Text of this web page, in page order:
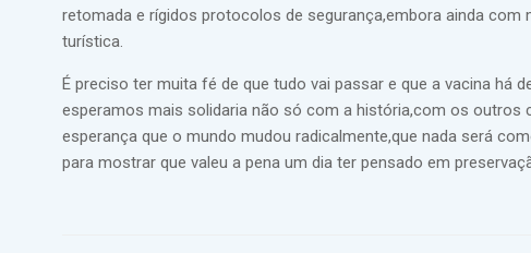
retomada e rígidos protocolos de segurança,embora ainda
turística.
É preciso ter muita fé de que tudo vai passar e que a vacina há
esperamos mais solidaria não só com a história,com os
esperança que o mundo mudou radicalmente,que nada será
para mostrar que valeu a pena um dia ter pensado em